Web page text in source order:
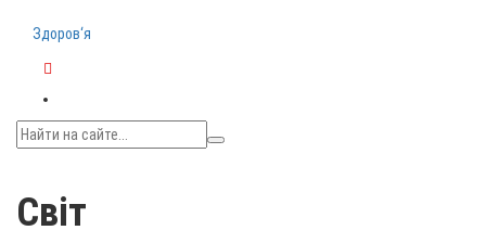
Здоров‘я
Світ